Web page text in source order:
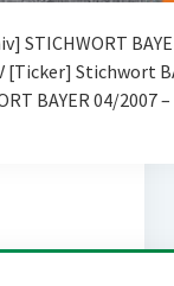
STICHWORT
[Ticker] Stichwort
BAYER 04/2007